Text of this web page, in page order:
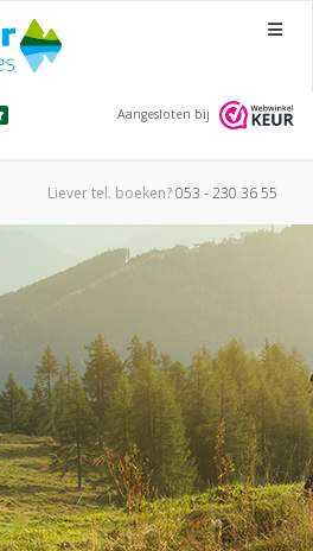
Menu
Aangesloten bij
Liever tel. boeken?053 - 230 36 55